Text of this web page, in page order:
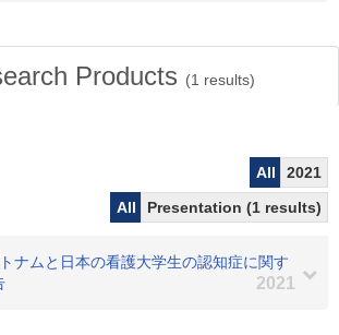
Products (1 results)
All
2021
All
Presentation (1 results)
ナムと日本の看護大学生の認知症に関す
2021